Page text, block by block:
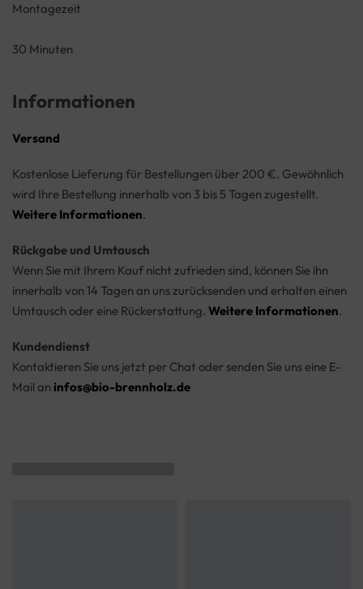
Montagezeit
30 Minuten
Informationen
Versand
Kostenlose Lieferung für Bestellungen über 200 €. Gewöhnlich
wird Ihre Bestellung innerhalb von 3 bis 5 Tagen zugestellt.
Weitere Informationen.
Rückgabe und Umtausch
Wenn Sie mit Ihrem Kauf nicht zufrieden sind, können Sie ihn
innerhalb von 14 Tagen an uns zurücksenden und erhalten einen
Umtausch oder eine Rückerstattung. Weitere Informationen.
Kundendienst
Kontaktieren Sie uns jetzt per Chat oder senden Sie uns eine E-
Mail an infos@bio-brennholz.de